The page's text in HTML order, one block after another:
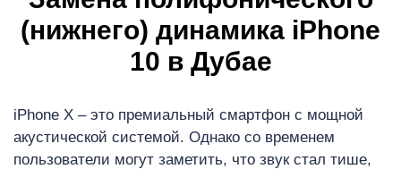
(нижнего) динамика iPhone
10 в Дубае
iPhone X – это премиальный смартфон с мощной
акустической системой. Однако со временем
пользователи могут заметить, что звук стал тише,